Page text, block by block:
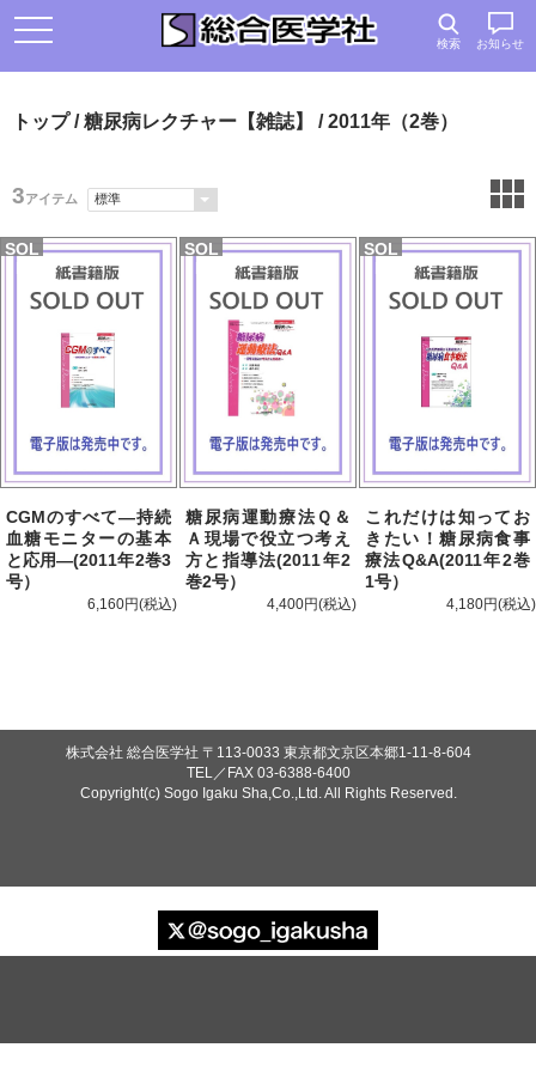
検索 お知らせ
トップ/糖尿病レクチャー【雑誌】 / 2011年（2巻）
3アイテム
SOL
CGMのすべて―持続
血糖モニターの基本
と応用―(2011年2巻3
号）
6,160円
SOL
糖尿病運動療法Ｑ＆
Ａ現場で役立つ考え
方と指導法(2011年2
巻2号）
4,400円
SOL
これだけは知ってお
きたい！糖尿病食事
療法Q&A(2011年2巻
1号）
4,180円
株式会社 総合医学社 〒113-0033 東京都文京区本郷1-11-8-604
TEL／FAX 03-6388-6400
Copyright(c) Sogo Igaku Sha,Co.,Ltd. All Rights Reserved.